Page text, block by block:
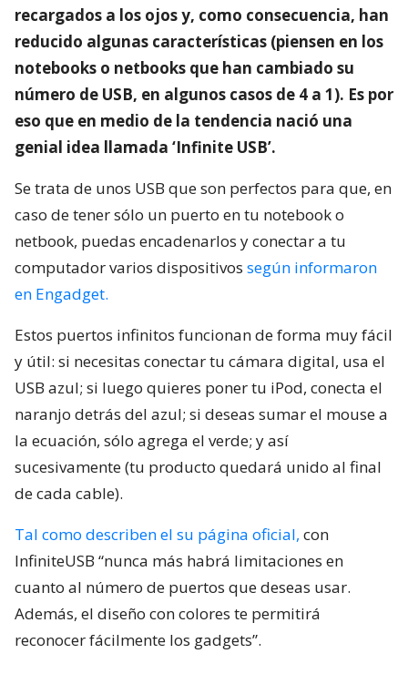
recargados a los ojos y, como consecuencia, han
reducido algunas características (piensen en los
notebooks o netbooks que han cambiado su
número de USB, en algunos casos de 4 a 1). Es por
eso que en medio de la tendencia nació una
genial idea llamada ‘Infinite USB’.
Se trata de unos USB que son perfectos para que, en
caso de tener sólo un puerto en tu notebook o
netbook, puedas encadenarlos y conectar a tu
computador varios dispositivos según informaron
en Engadget.
Estos puertos infinitos funcionan de forma muy fácil
y útil: si necesitas conectar tu cámara digital, usa el
USB azul; si luego quieres poner tu iPod, conecta el
naranjo detrás del azul; si deseas sumar el mouse a
la ecuación, sólo agrega el verde; y así
sucesivamente (tu producto quedará unido al final
de cada cable).
Tal como describen el su página oficial, con
InfiniteUSB “nunca más habrá limitaciones en
cuanto al número de puertos que deseas usar.
Además, el diseño con colores te permitirá
reconocer fácilmente los gadgets”.